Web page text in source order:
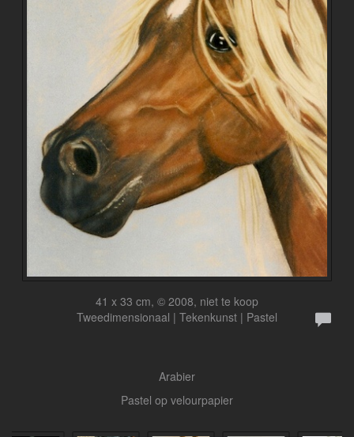
41 x 33 cm, © 2008, niet te koop
Tweedimensionaal | Tekenkunst | Pastel
Arabier
Pastel op velourpapier